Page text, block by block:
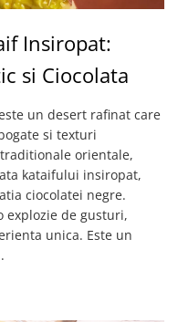
Insiropat:
si Ciocolata
un desert rafinat care
si texturi
orientale,
kataifului insiropat,
ciocolatei negre.
explozie de gusturi,
unica. Este un